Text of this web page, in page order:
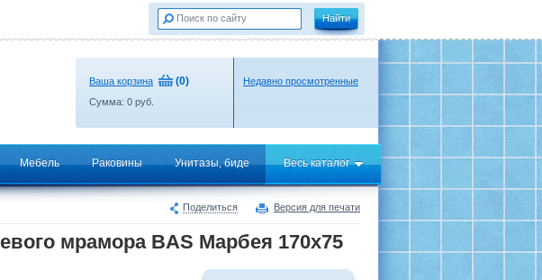
Ваша корзина (0)
Сумма: 0 руб.
Недавно просмотренные
Мебель Раковины Унитазы, биде Весь каталог
Поделиться Версия для печати
мрамора BAS Марбея 170х75